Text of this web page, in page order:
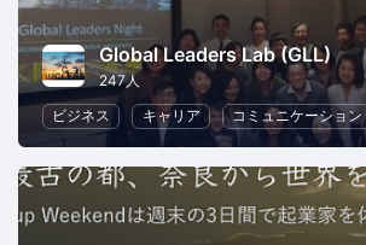
Global Leaders Lab (GLL)
247人
ビジネス
キャリア コミュニケーション